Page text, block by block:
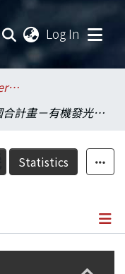
Log In
.National Taiwan University / 國立臺灣大學
台法國合計畫－有機發光液胞
Statistics